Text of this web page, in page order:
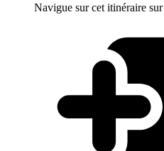
Navigue sur cet itinéraire sur